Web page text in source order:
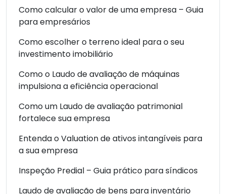
Como calcular o valor de uma empresa – Guia
para empresários
Como escolher o terreno ideal para o seu
investimento imobiliário
Como o Laudo de avaliação de máquinas
impulsiona a eficiência operacional
Como um Laudo de avaliação patrimonial
fortalece sua empresa
Entenda o Valuation de ativos intangíveis para
a sua empresa
Inspeção Predial – Guia prático para síndicos
Laudo de avaliação de bens para inventário